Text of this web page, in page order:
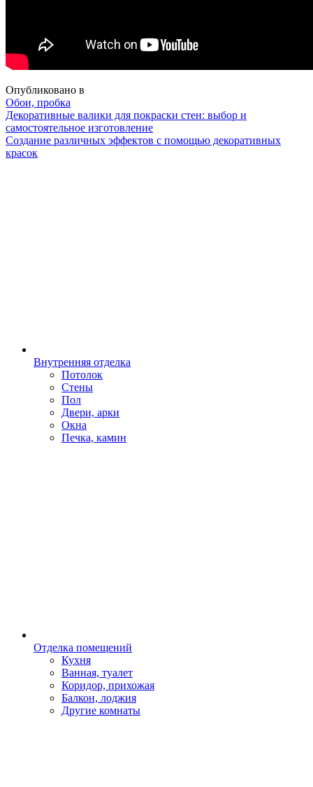
Опубликовано в
Обои, пробка
Навигация
Декоративные валики для покраски стен: выбор и
самостоятельное изготовление
Создание различных эффектов с помощью декоративных
красок
Внутренняя отделка
Потолок
Стены
Пол
Двери, арки
Окна
Печка, камин
Отделка помещений
Кухня
Ванная, туалет
Коридор, прихожая
Балкон, лоджия
Другие комнаты